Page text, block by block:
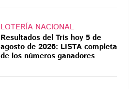
LOTERÍA NACIONAL
Resultados del Tris hoy 5 de
agosto de 2026: LISTA completa
de los números ganadores